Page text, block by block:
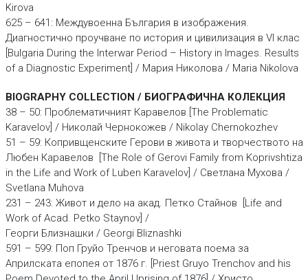
Kirova
625 – 641: Междувоенна България в изображения.
Диагностично проучване по история и цивилизация в VI клас
[Bulgaria During the Interwar Period – History in Images. Results
of a Diagnostic Experiment] / Мария Николова / Maria Nikolova
BIOGRAPHY COLLECTION / БИОГРАФИЧНА КOЛЕКЦИЯ
38 – 50: Проблематичният Каравелов [The Problematic
Karavelov] / Николай Чернокожев / Nikolay Chernokozhev
51 – 59: Копривщенските Герови в живота и творчеството на
Любен Каравелов [The Role of Gerovi Family from Koprivshtiza
in the Life and Work of Luben Karavelov] / Светлана Мухова /
Svetlana Muhova
231 – 243: Живот и дело на акад. Петко Стайнов [Life and
Work of Acad. Petko Staynov] /
Георги Близнашки / Georgi Bliznashki
591 – 599: Поп Груйо Тренчов и неговата поема за
Априлската епопея от 1876 г. [Priest Gruyo Trenchоv and his